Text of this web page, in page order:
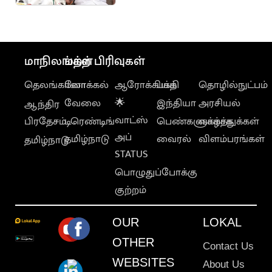
மாநிலங்கள்
தெலங்கானா
ஆந்திர
பிரதேசம்
தமிழ்நாடு
மற்ற பிரிவுகள்
லோக்கல்
வேலை
டிரெண்டிங்
தமிழ்நாடு
ஆரோக்கியம்
🌟
வாட்ஸ்
அப்
STATUS
பொழுதுப்போக்கு
குற்றம்
பக்தி
இந்தியா
பெண்களுக்காக
வைரல்
தொழில்நுட்பம்
அரசியல்
வாழ்த்துக்கள்
விளம்பரங்கள்
OUR
OTHER
WEBSITES
LOKAL
Contact Us
About Us